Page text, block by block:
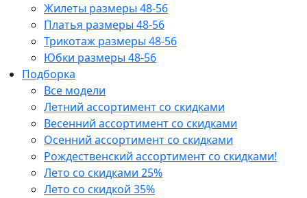
Жилеты размеры 48-56
Платья размеры 48-56
Трикотаж размеры 48-56
Юбки размеры 48-56
Подборка
Все модели
Летний ассортимент со скидками
Весенний ассортимент со скидками
Осенний ассортимент со скидками
Рождественский ассортимент со скидками!
Лето со скидками 25%
Лето со скидкой 35%